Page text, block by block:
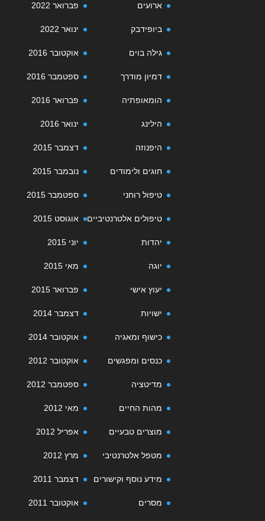
פברואר 2022
ינואר 2022
אוקטובר 2016
ספטמבר 2016
פברואר 2016
ינואר 2016
דצמבר 2015
נובמבר 2015
ספטמבר 2015
אוגוסט 2015
יוני 2015
מאי 2015
פברואר 2015
דצמבר 2014
אוקטובר 2014
אוקטובר 2012
ספטמבר 2012
מאי 2012
אפריל 2012
מרץ 2012
דצמבר 2011
אוקטובר 2011
ארועים
ביופידבק
גילה בוים
דמיון מודרך
הומאופתיה
הילינג
היפנוזה
חוגים ולימודים
טיפול רוחני
טיפולים אלטרנטיביים
יהדות
יוגה
יעוץ אישי
ישויות
כישוף ומאגיה
כנסים ומפגשים
מדיטציה
מהות החיים
מוצרים טבעיים
מטפל אלטרנטיבי
מידע נוסף וקישורים
מסרים